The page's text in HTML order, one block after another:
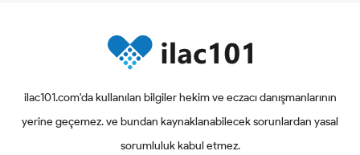
ilac101.com'da kullanılan bilgiler hekim ve eczacı danışmanlarının
yerine geçemez. ve bundan kaynaklanabilecek sorunlardan yasal
sorumluluk kabul etmez.